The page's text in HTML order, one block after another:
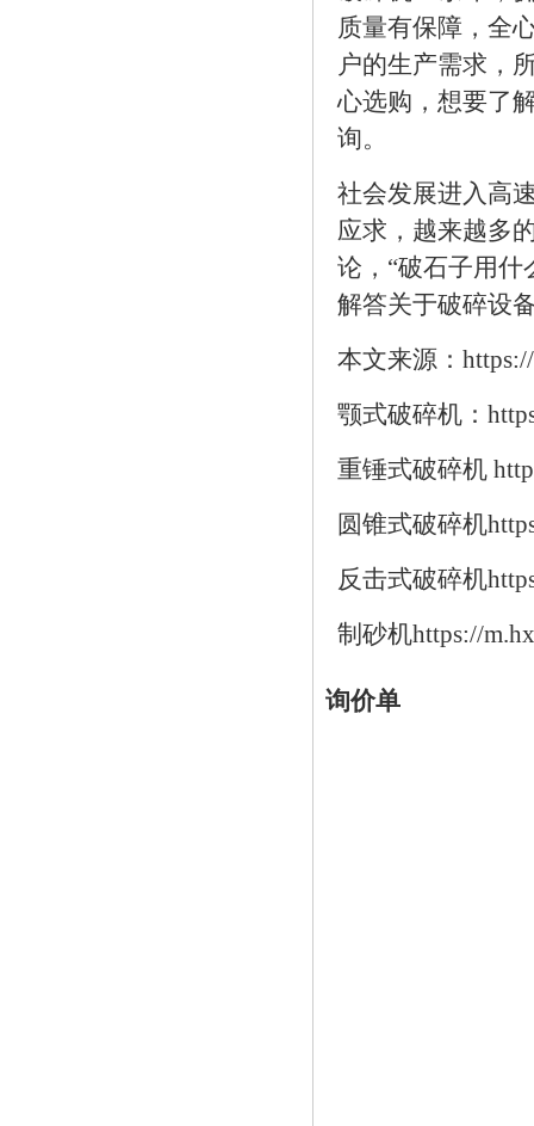
质量有保障，全
户的生产需求，
心选购，想要了
询。
社会发展进入高
应求，越来越多
论，“破石子用什
解答关于破碎设
本文来源：
颚式破碎机：
重锤式破碎机
圆锥式破碎机
反击式破碎机
制砂机https://
询价单